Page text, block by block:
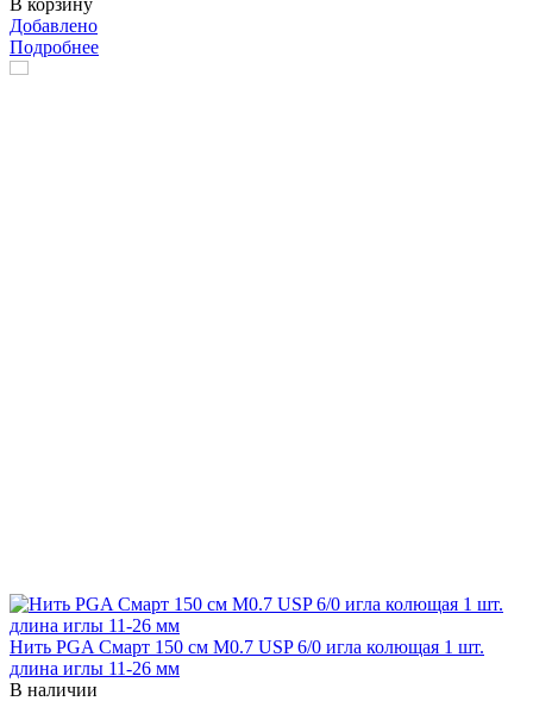
Добавлено
Подробнее
Нить PGA Смарт 150 см М0.7 USP 6/0 игла колющая 1 шт.
длина иглы 11-26 мм
В наличии